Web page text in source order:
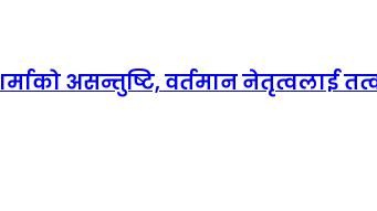
असन्तुष्टि, वर्तमान नेतृत्वलाई